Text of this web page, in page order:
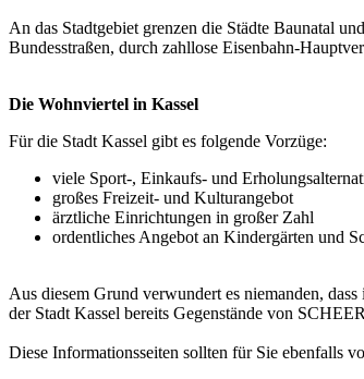
An das Stadtgebiet grenzen die Städte Baunatal
Bundesstraßen, durch zahllose Eisenbahn-
Die Wohnviertel in Kassel
Für die Stadt Kassel gibt es folgende Vorzüge:
viele Sport-, Einkaufs- und
großes Freizeit- und Kulturangebot
ärztliche Einrichtungen in großer Zahl
ordentliches Angebot an Kindergärten und
Aus diesem Grund verwundert es niemanden,
der Stadt Kassel bereits Gegenstände von
Diese Informationsseiten sollten für Sie ebenfalls